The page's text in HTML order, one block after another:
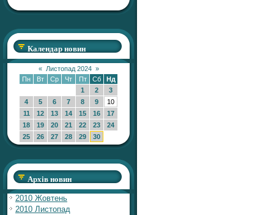
Календар новин
« Листопад 2024 »
Пн
Вт Ср Чт Пт Сб
Нд
1
2
3
4
5 6 7 8 9
10
11
12 13 14 15 16
17
18
19 20 21 22 23
24
25
26 27 28 29 30
Архів новин
2010 Жовтень
2010 Листопад